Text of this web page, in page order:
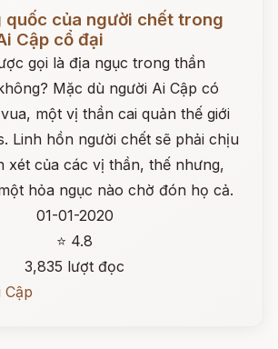
quốc của người chết trong
Cập cổ đại
gọi là địa ngục trong thần
Mặc dù người Ai Cập có
một vị thần cai quản thế giới
Linh hồn người chết sẽ phải chịu
xét của các vị thần, thế nhưng,
hỏa ngục nào chờ đón họ cả.
01-01-2020
⭐ 4.8
3,835 lượt đọc
Cập